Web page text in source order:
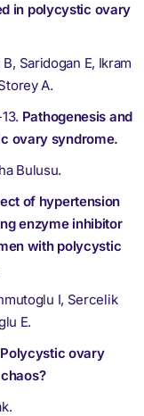
in polycystic ovary
Saridogan E, Ikram
A.
Pathogenesis and
ovary syndrome.
Bulusu.
of hypertension
enzyme inhibitor
with polycystic
I, Sercelik
E.
Polycystic ovary